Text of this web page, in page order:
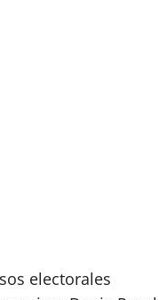
electorales